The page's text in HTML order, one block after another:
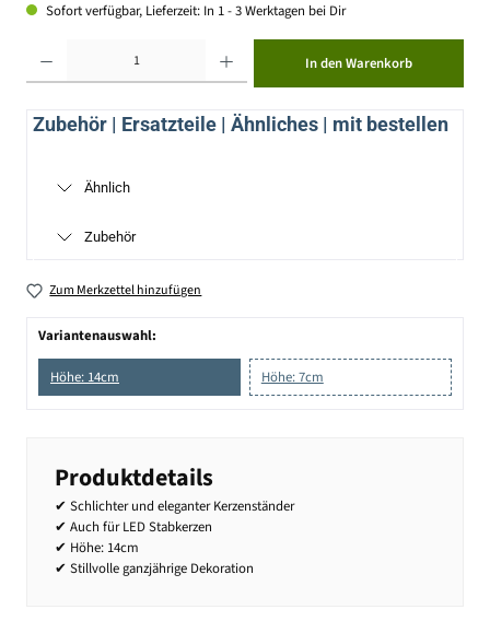
Sofort verfügbar, Lieferzeit: In 1 - 3 Werktagen bei Dir
In den Warenkorb
Zubehör | Ersatzteile | Ähnliches | mit bestellen
Ähnlich
Zubehör
Zum Merkzettel hinzufügen
Variantenauswahl:
Höhe: 14cm Höhe: 7cm
Produktdetails
✔ Schlichter und eleganter Kerzenständer
✔ Auch für LED Stabkerzen
✔ Höhe: 14cm
✔ Stillvolle ganzjährige Dekoration